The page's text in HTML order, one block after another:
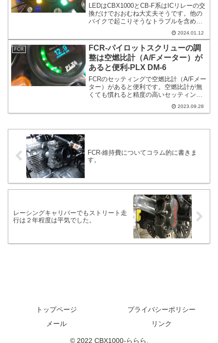
LEDはCBX1000とCB-F系はICリレーの交
換だけでおおむね大丈夫そうです。他の
バイクで起こりそうなトラブルを含めて
りする事になるかもしれませんが、車種
によってはICリレーの交換だけでLED化
が出来るかもしれません。
2024.01.12
FCR
FCR-パイロットスクリューの調
整は空燃比計（A/Fメーター）が
あると便利-PLX DM-6
FCRのセッティングで空燃比計（A/Fメー
ター）があると便利です。空燃比計が無
くても慣れると精度の高いセッティング
は実走だけで充分です。中高速域のセッ
ティングは体感だけで調整できます。む
2023.09.28
FCR-維持費についてコラム的に書きま
す。
レーシングキャリパーでもストリート走
行は２年程度は平気でした。
トップページ
プライバシーポリシー
メール
リンク
© 2022 CBX1000-ららら.